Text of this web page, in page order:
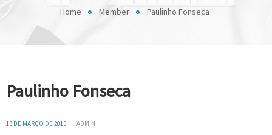
Home Member Paulinho Fonseca
Paulinho Fonseca
13 DE MARÇO DE 2015 ADMIN